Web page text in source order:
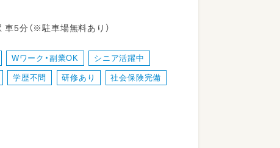
わっていただきます。少人数制の保育
ることができる環境です。チームで連
)
北本線 岩沼駅 車5分（※駐車場無料あり）
Wワーク・副業OK シニア活躍中
学歴不問 研修あり 社会保険完備